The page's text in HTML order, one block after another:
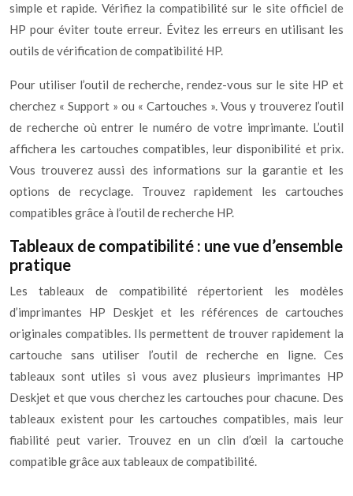
simple et rapide. Vérifiez la compatibilité sur le site officiel de
HP pour éviter toute erreur. Évitez les erreurs en utilisant les
outils de vérification de compatibilité HP.
Pour utiliser l’outil de recherche, rendez-vous sur le site HP et
cherchez « Support » ou « Cartouches ». Vous y trouverez l’outil
de recherche où entrer le numéro de votre imprimante. L’outil
affichera les cartouches compatibles, leur disponibilité et prix.
Vous trouverez aussi des informations sur la garantie et les
options de recyclage. Trouvez rapidement les cartouches
compatibles grâce à l’outil de recherche HP.
Tableaux de compatibilité : une vue d’ensemble
pratique
Les tableaux de compatibilité répertorient les modèles
d’imprimantes HP Deskjet et les références de cartouches
originales compatibles. Ils permettent de trouver rapidement la
cartouche sans utiliser l’outil de recherche en ligne. Ces
tableaux sont utiles si vous avez plusieurs imprimantes HP
Deskjet et que vous cherchez les cartouches pour chacune. Des
tableaux existent pour les cartouches compatibles, mais leur
fiabilité peut varier. Trouvez en un clin d’œil la cartouche
compatible grâce aux tableaux de compatibilité.